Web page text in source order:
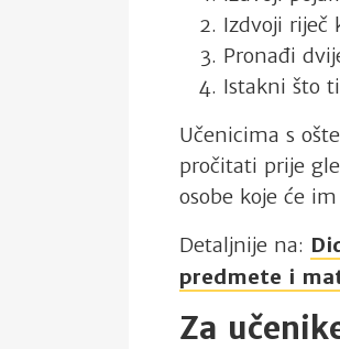
Izdvoji riječ
Pronađi
Istakni što
Učenicima s
pročitati prije
osobe koje će
Detaljnije na:
predmete i
Za